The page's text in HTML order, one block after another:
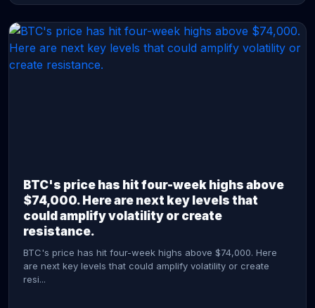
BTC's price has hit four-week highs above
$74,000. Here are next key levels that
could amplify volatility or create
resistance.
BTC's price has hit four-week highs above $74,000. Here
are next key levels that could amplify volatility or create
resi...